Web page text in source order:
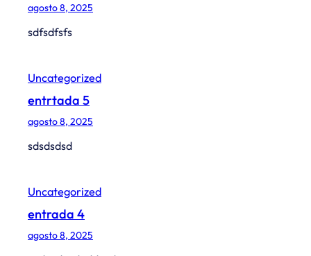
agosto 8, 2025
sdfsdfsfs
Uncategorized
entrtada 5
agosto 8, 2025
sdsdsdsd
Uncategorized
entrada 4
agosto 8, 2025